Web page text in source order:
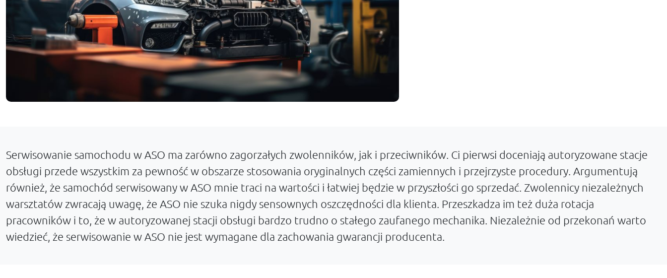
Serwisowanie samochodu w ASO ma zarówno zagorzałych zwolenników, jak i przeciwników. Ci pierwsi doceniają autoryzowane stacje
obsługi przede wszystkim za pewność w obszarze stosowania oryginalnych części zamiennych i przejrzyste procedury. Argumentują
również, że samochód serwisowany w ASO mnie traci na wartości i łatwiej będzie w przyszłości go sprzedać. Zwolennicy niezależnych
warsztatów zwracają uwagę, że ASO nie szuka nigdy sensownych oszczędności dla klienta. Przeszkadza im też duża rotacja
pracowników i to, że w autoryzowanej stacji obsługi bardzo trudno o stałego zaufanego mechanika. Niezależnie od przekonań warto
wiedzieć, że serwisowanie w ASO nie jest wymagane dla zachowania gwarancji producenta.